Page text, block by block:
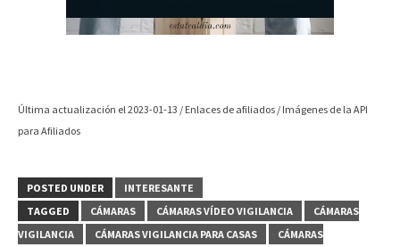
Última actualización el 2023-01-13 / Enlaces de afiliados / Imágenes de la API
para Afiliados
POSTED UNDER
INTERESANTE
TAGGED
CÁMARAS CÁMARAS VÍDEO VIGILANCIA
CÁMARAS
VIGILANCIA
CÁMARAS VIGILANCIA PARA CASAS
CÁMARAS